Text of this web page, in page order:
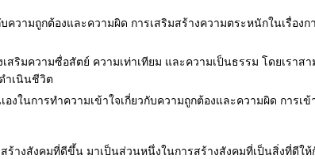
บความถูกต้องและความผิด การเสริมสร้างความตระหนักในเรื่อ
สริมความซื่อสัตย์ ความเท่าเทียม และความเป็นธรรม โดยเราส
ำเนินชีวิต
งในการทำความเข้าใจเกี่ยวกับความถูกต้องและความผิด การเ
างสังคมที่ดีขึ้น มาเป็นส่วนหนึ่งในการสร้างสังคมที่เป็นสิ่งที่ดีให้